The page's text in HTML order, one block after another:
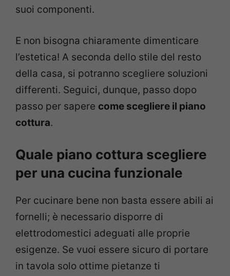
suoi componenti.
E non bisogna chiaramente dimenticare
l’estetica! A seconda dello stile del resto
della casa, si potranno scegliere soluzioni
differenti. Seguici, dunque, passo dopo
passo per sapere come scegliere il piano
cottura.
Quale piano cottura scegliere
per una cucina funzionale
Per cucinare bene non basta essere abili ai
fornelli; è necessario disporre di
elettrodomestici adeguati alle proprie
esigenze. Se vuoi essere sicuro di portare
in tavola solo ottime pietanze ti